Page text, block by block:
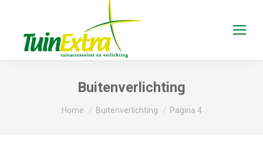
Buitenverlichting
Je bent hier:
Home Buitenverlichting Pagina 4